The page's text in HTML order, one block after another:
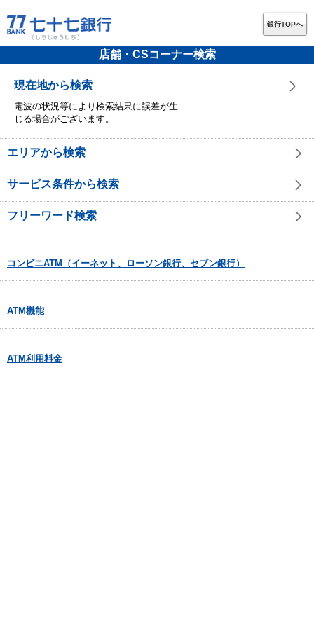
銀行TOPへ
店舗・CSコーナー検索
現在地から検索
電波の状況等により検索結果に誤差が生
じる場合がございます。
エリアから検索
サービス条件から検索
フリーワード検索
コンビニATM（イーネット、ローソン銀行、セブン銀行）
ATM機能
ATM利用料金